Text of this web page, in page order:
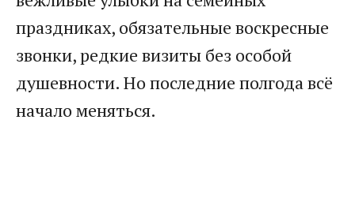
праздниках, обязательные воскресные
звонки, редкие визиты без особой
душевности. Но последние полгода всё
начало меняться.